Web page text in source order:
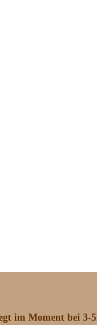
im Moment bei 3-5